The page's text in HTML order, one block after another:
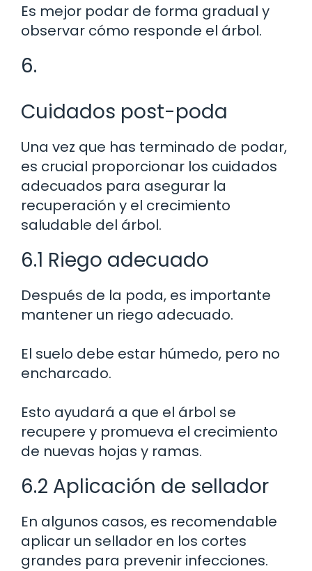
Es mejor podar de forma gradual y
observar cómo responde el árbol.
6.
Cuidados post-poda
Una vez que has terminado de podar,
es crucial proporcionar los cuidados
adecuados para asegurar la
recuperación y el crecimiento
saludable del árbol.
6.1 Riego adecuado
Después de la poda, es importante
mantener un riego adecuado.
El suelo debe estar húmedo, pero no
encharcado.
Esto ayudará a que el árbol se
recupere y promueva el crecimiento
de nuevas hojas y ramas.
6.2 Aplicación de sellador
En algunos casos, es recomendable
aplicar un sellador en los cortes
grandes para prevenir infecciones.